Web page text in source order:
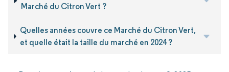
Marché du Citron Vert ?
Quelles années couvre ce Marché du Citron Vert,
et quelle était la taille du marché en 2024 ?